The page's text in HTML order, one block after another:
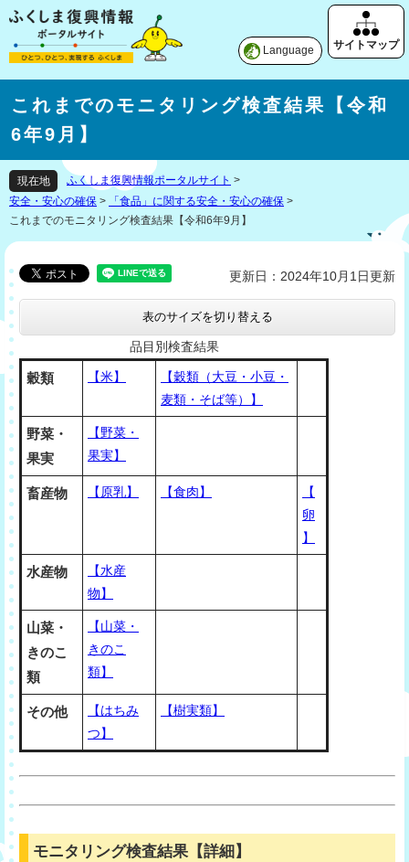
Language
これまでのモニタリング検査結果【令和
6年9月】
現在地 ふくしま復興情報ポータルサイト >
安全・安心の確保 > 「食品」に関する安全・安心の確保 >
これまでのモニタリング検査結果【令和6年9月】
更新日：2024年10月1日更新
表のサイズを切り替える
品目別検査結果
穀類 【米】
【穀類（大豆・小豆・
麦類・そば等）】
野菜・
果実
【野菜・
果実】
畜産物 【原乳】 【食肉】
【
卵
】
水産物
【水産
物】
山菜・
きのこ
類
【山菜・
きのこ
類】
その他
【はちみ
つ】
【樹実類】
モニタリング検査結果【詳細】